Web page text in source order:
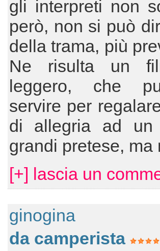
gli interpreti non
però, non si può
della trama, più
Ne risulta un
leggero, che
servire per
di allegria ad un
grandi pretese, ma
[+] lascia un
ginogina
da camperista